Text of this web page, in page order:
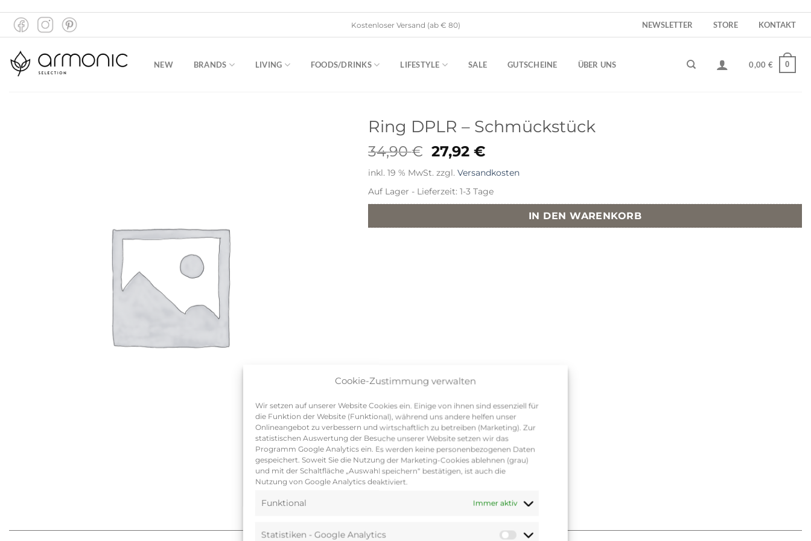
Cookie-Zustimmung verwalten
Wir setzen auf unserer Website Cookies ein. Einige von ihnen sind essenziell für
die Funktion der Website (Funktional), während uns andere helfen unser
Onlineangebot zu verbessern und wirtschaftlich zu betreiben (Marketing). Zur
statistischen Auswertung der Besuche unserer Website setzen wir das
Programm Google Analytics ein. Es werden keine personenbezogenen Daten
gespeichert. Soweit Sie die Nutzung der Marketing-Cookies ablehnen (grau)
und mit der Schaltfläche „Auswahl speichern“ bestätigen, ist auch die
Nutzung von Google Analytics deaktiviert.
Funktional Immer aktiv
Statistiken - Google Analytics
Zum
Inhalt
springen
Kostenloser Versand (ab € 80) NEWSLETTER STORE KONTAKT
NEW BRANDS LIVING FOODS/DRINKS LIFESTYLE SALE GUTSCHEINE ÜBER UNS 0,00 € 0
Ring DPLR – Schmückstück
34,90€ Ursprünglicher
Preis
war:
34,90 €
27,92€Aktueller
Preis
ist:
27,92 €.
inkl. 19 % MwSt. zzgl. Versandkosten
Auf Lager - Lieferzeit: 1-3 Tage
IN DEN WARENKORB
Ähnliche Produkte